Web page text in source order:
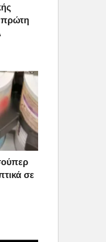
πρώτη
σε